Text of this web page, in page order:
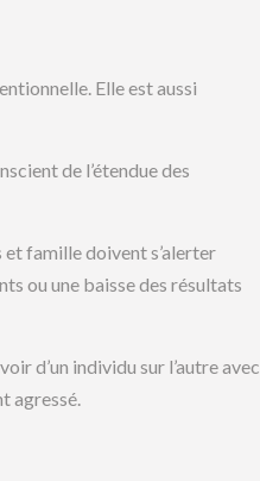
Elle est aussi
de l’étendue des
famille doivent s’alerter
ou une baisse des résultats
d’un individu sur l’autre avec
agressé.